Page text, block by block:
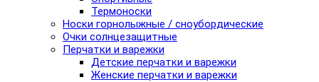
Термоноски
Носки горнолыжные / сноубордические
Очки солнцезащитные
Перчатки и варежки
Детские перчатки и варежки
Женские перчатки и варежки